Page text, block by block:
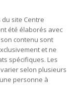
site Centre
été élaborés avec
contenu sont
et ne
spécifiques. Les
selon plusieurs
personne à